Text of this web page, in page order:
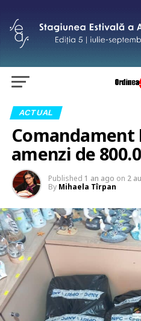
ACTUAL
Comandament
amenzi de
Published 1 an ago on 2
By Mihaela Tîrpan